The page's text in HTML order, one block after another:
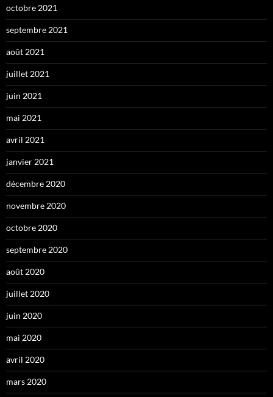
octobre 2021
septembre 2021
août 2021
juillet 2021
juin 2021
mai 2021
avril 2021
janvier 2021
décembre 2020
novembre 2020
octobre 2020
septembre 2020
août 2020
juillet 2020
juin 2020
mai 2020
avril 2020
mars 2020